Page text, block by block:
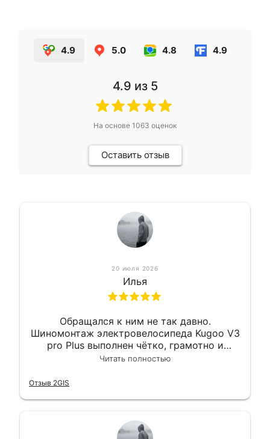
4.9 5.0 4.8 4.9
4.9 из 5
На основе 1063 оценок
Оставить отзыв
20 июля 2026
Илья
Обращался к ним не так давно.
Шиномонтаж электровелосипеда Kugoo V3
pro Plus выполнен чётко, грамотно и
квалифицированно. Всё сделано
Читать полностью
Отзыв 2GIS